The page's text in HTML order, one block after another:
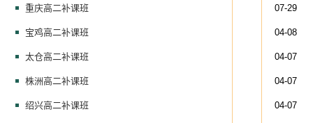
重庆高二补课班 07-29
宝鸡高二补课班 04-08
太仓高二补课班 04-07
株洲高二补课班 04-07
绍兴高二补课班 04-07